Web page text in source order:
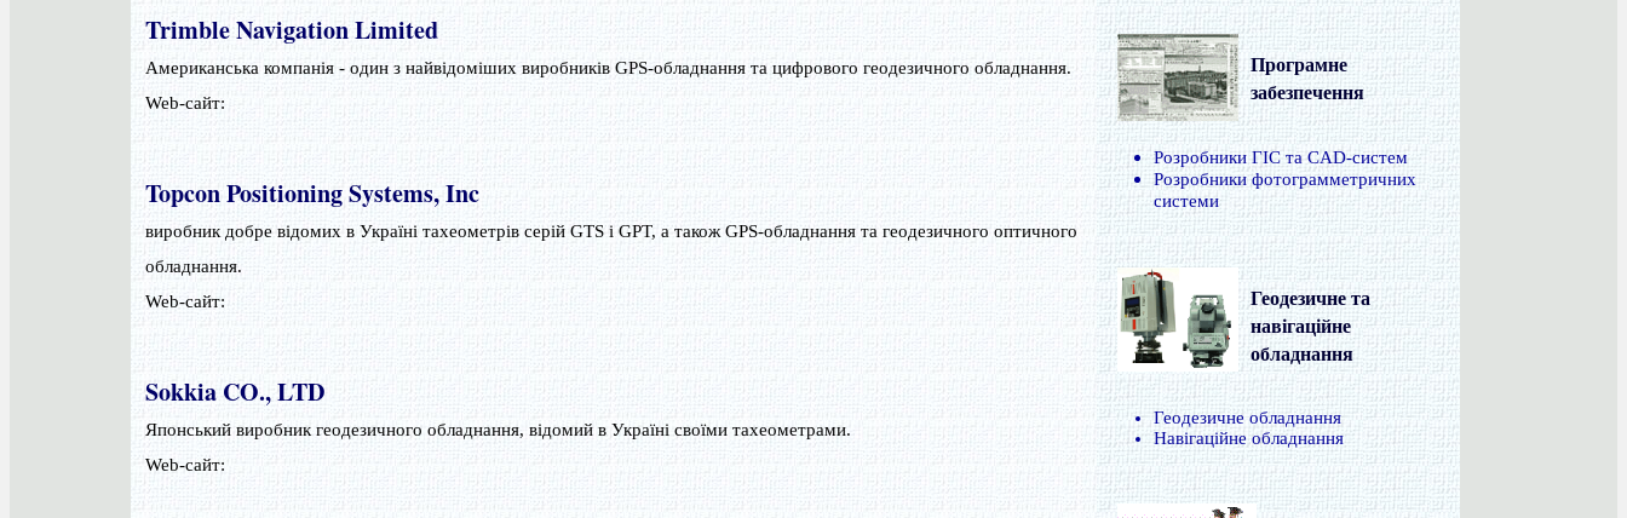
Trimble Navigation Limited
Американська компанія - один з найвідоміших виробників GPS-обладнання та цифрового геодезичного обладнання.
Web-сайт:
Topcon Positioning Systems, Inc
виробник добре відомих в Україні тахеометрів серій GTS і GPT, а також GPS-обладнання та геодезичного оптичного
обладнання.
Web-сайт:
Sokkia CO., LTD
Японський виробник геодезичного обладнання, відомий в Україні своїми тахеометрами.
Web-сайт:
Програмне
забезпечення
Розробники ГІС та CAD-систем
Розробники фотограмметричних
системи
Геодезичне та
навігаційне
обладнання
Геодезичне обладнання
Навігаційне обладнання